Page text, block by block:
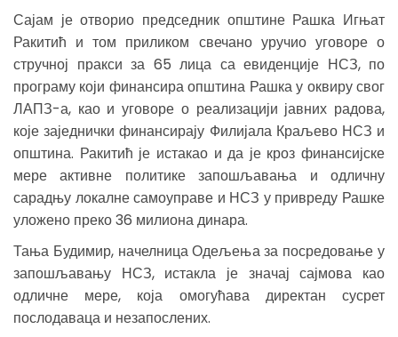
Сајам је отворио председник општине Рашка Игњат
Ракитић и том приликом свечано уручио уговоре о
стручној пракси за 65 лица са евиденције НСЗ, по
програму који финансира општина Рашка у оквиру свог
ЛАПЗ-а, као и уговоре о реализацији јавних радова,
које заједнички финансирају Филијала Краљево НСЗ и
општина. Ракитић је истакао и да је кроз финансијске
мере активне политике запошљавања и одличну
сарадњу локалне самоуправе и НСЗ у привреду Рашке
уложено преко 36 милиона динара.
Тања Будимир, начелница Одељења за посредовање у
запошљавању НСЗ, истакла је значај сајмова као
одличне мере, која омогућава директан сусрет
послодаваца и незапослених.